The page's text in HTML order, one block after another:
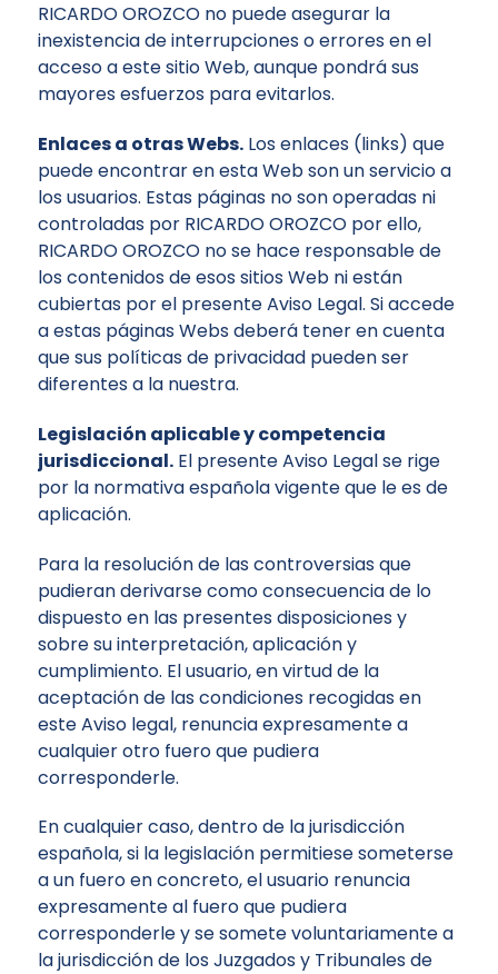
RICARDO OROZCO no puede asegurar la
inexistencia de interrupciones o errores en el
acceso a este sitio Web, aunque pondrá sus
mayores esfuerzos para evitarlos.
Enlaces a otras Webs. Los enlaces (links) que
puede encontrar en esta Web son un servicio a
los usuarios. Estas páginas no son operadas ni
controladas por RICARDO OROZCO por ello,
RICARDO OROZCO no se hace responsable de
los contenidos de esos sitios Web ni están
cubiertas por el presente Aviso Legal. Si accede
a estas páginas Webs deberá tener en cuenta
que sus políticas de privacidad pueden ser
diferentes a la nuestra.
Legislación aplicable y competencia
jurisdiccional. El presente Aviso Legal se rige
por la normativa española vigente que le es de
aplicación.
Para la resolución de las controversias que
pudieran derivarse como consecuencia de lo
dispuesto en las presentes disposiciones y
sobre su interpretación, aplicación y
cumplimiento. El usuario, en virtud de la
aceptación de las condiciones recogidas en
este Aviso legal, renuncia expresamente a
cualquier otro fuero que pudiera
corresponderle.
En cualquier caso, dentro de la jurisdicción
española, si la legislación permitiese someterse
a un fuero en concreto, el usuario renuncia
expresamente al fuero que pudiera
corresponderle y se somete voluntariamente a
la jurisdicción de los Juzgados y Tribunales de